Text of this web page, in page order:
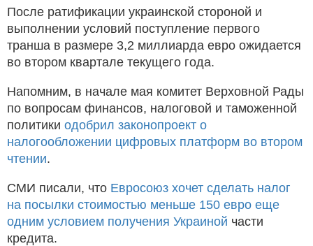
После ратификации украинской стороной и
выполнении условий поступление первого
транша в размере 3,2 миллиарда евро ожидается
во втором квартале текущего года.
Напомним, в начале мая комитет Верховной Рады
по вопросам финансов, налоговой и таможенной
политики одобрил законопроект о
налогообложении цифровых платформ во втором
чтении.
СМИ писали, что Евросоюз хочет сделать налог
на посылки стоимостью меньше 150 евро еще
одним условием получения Украиной части
кредита.